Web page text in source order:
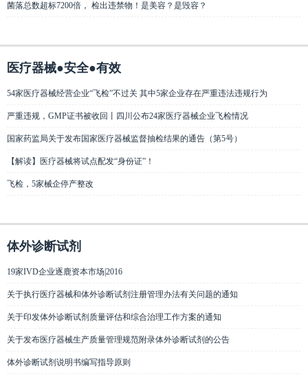
菌落总数超标7200倍， 检出违禁物！是美容？是毁容？
医疗器械●安全●有效
54家医疗器械经营企业“飞检”不过关 其中5家企业存在严重违法违规行为
严重违规，GMP证书被收回丨四川公布24家医疗器械企业飞检情况
国家药监局关于发布国家医疗器械监督抽检结果的通告（第5号）
【解读】医疗器械将试点配发“身份证”！
飞检，5家械企停产整改
体外诊断试剂
19家IVD企业逐鹿资本市场|2016
关于执行医疗器械和体外诊断试剂注册管理办法有关问题的通知
关于印发体外诊断试剂质量评估和综合治理工作方案的通知
关于发布医疗器械生产质量管理规范附录体外诊断试剂的公告
体外诊断试剂说明书编写指导原则